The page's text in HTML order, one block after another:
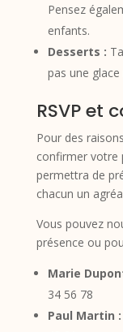
Pensez
enfants.
Desserts :
pas une glace
RSVP et
Pour des
confirmer votre
permettra de
chacun un
Vous pouvez
présence ou
Marie
34 56 78
Paul Martin :